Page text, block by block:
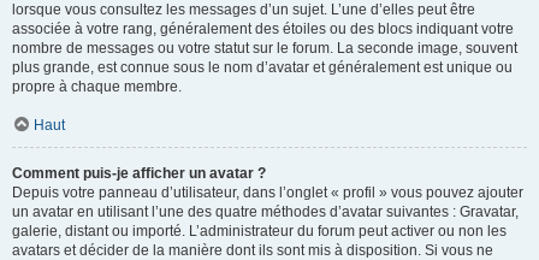
lorsque vous consultez les messages d’un sujet. L’une d’elles peut être
associée à votre rang, généralement des étoiles ou des blocs indiquant votre
nombre de messages ou votre statut sur le forum. La seconde image, souvent
plus grande, est connue sous le nom d’avatar et généralement est unique ou
propre à chaque membre.
Haut
Comment puis-je afficher un avatar ?
Depuis votre panneau d’utilisateur, dans l’onglet « profil » vous pouvez ajouter
un avatar en utilisant l’une des quatre méthodes d’avatar suivantes : Gravatar,
galerie, distant ou importé. L’administrateur du forum peut activer ou non les
avatars et décider de la manière dont ils sont mis à disposition. Si vous ne